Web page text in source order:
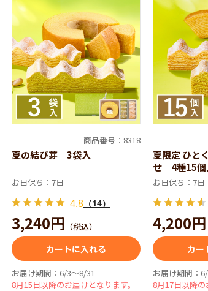
商品番号：8318
夏の結び芽 3袋入
お日保ち：7日
4.8 （14）
3,240円 （税込）
カートに入れる
お届け期間：6/3～8/31
8月15日以降のお届けとなります。
夏限定 ひと
せ 4種15個
お日保ち：7日
4,200円
カー
お届け期間：
8月17日以降の